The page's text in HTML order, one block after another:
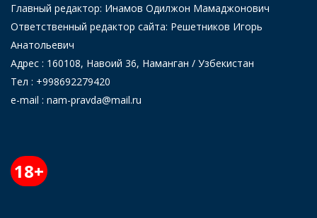
Главный редактор: Инамов Одилжон Мамаджонович
Ответственный редактор сайта: Решетников Игорь
Анатольевич
Адрес : 160108, Навоий 36, Наманган / Узбекистан
Тел : +998692279420
e-mail : nam-pravda@mail.ru
18+